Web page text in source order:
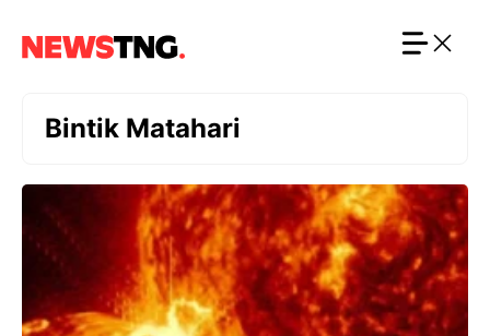
Bintik Matahari